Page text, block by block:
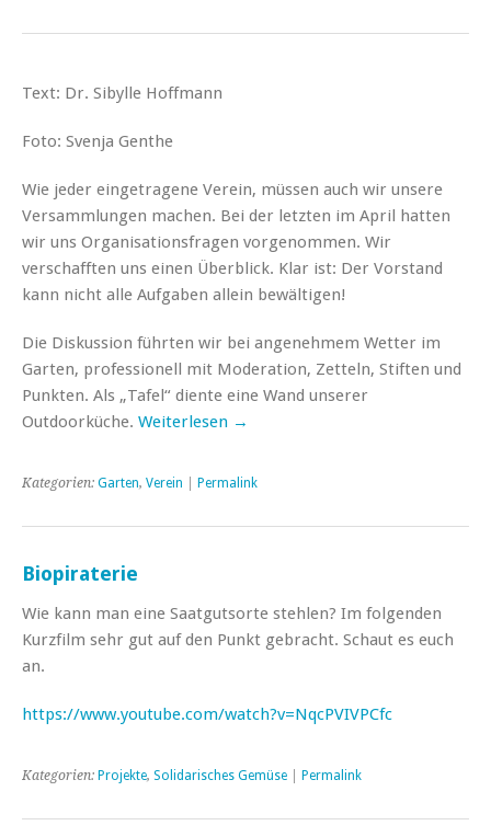
Text: Dr. Sibylle Hoffmann
Foto: Svenja Genthe
Wie jeder eingetragene Verein, müssen auch wir unsere
Versammlungen machen. Bei der letzten im April hatten
wir uns Organisationsfragen vorgenommen. Wir
verschafften uns einen Überblick. Klar ist: Der Vorstand
kann nicht alle Aufgaben allein bewältigen!
Die Diskussion führten wir bei angenehmem Wetter im
Garten, professionell mit Moderation, Zetteln, Stiften und
Punkten. Als „Tafel“ diente eine Wand unserer
Outdoorküche. Weiterlesen →
Kategorien: Garten, Verein Permalink
Biopiraterie
Wie kann man eine Saatgutsorte stehlen? Im folgenden
Kurzfilm sehr gut auf den Punkt gebracht. Schaut es euch
an.
https://www.youtube.com/watch?v=NqcPVIVPCfc
Kategorien: Projekte, Solidarisches Gemüse Permalink